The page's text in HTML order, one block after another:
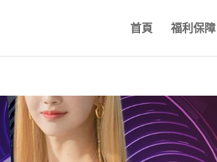
首頁 福利保障